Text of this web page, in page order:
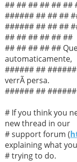
## ## ## ## ## ##
###### ## ## ##
###### ## ## ##
## ## ## ## ## ##
## ## ## ## ##
automaticamente,
###### ##
verrÃ persa.
###### ##
# If you think you
new thread in our
# support forum (
explaining what
# trying to do.